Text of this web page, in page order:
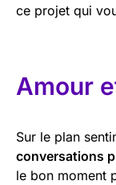
ce projet qui
Amour
Sur le plan
conversations
le bon moment